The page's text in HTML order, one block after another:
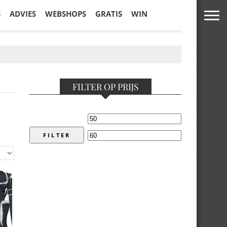
ADVIES WEBSHOPS GRATIS WIN
FILTER OP PRIJS
FILTER